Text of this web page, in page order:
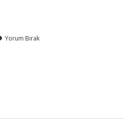
Yorum Bırak